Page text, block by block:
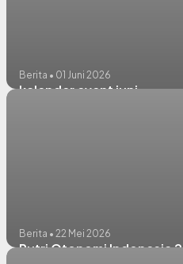
Berita • 01 Juni 2026
kalender event juni
Berita • 22 Mei 2026
Putri Otonomi Indonesia